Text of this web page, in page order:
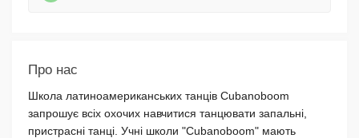
Про нас
Школа латиноамериканських танців Cubanoboom
запрошує всіх охочих навчитися танцювати запальні,
пристрасні танці. Учні школи "Cubanoboom" мають